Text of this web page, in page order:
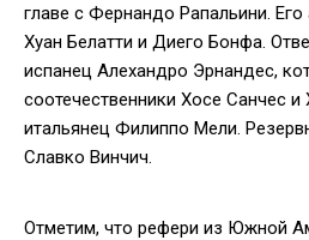
главе с Фернандо Рапальини. Его
Хуан Белатти и Диего Бонфа.
испанец Алехандро Эрнандес,
соотечественники Хосе Санчес и
итальянец Филиппо Мели.
Славко Винчич.
Отметим, что рефери из Южной